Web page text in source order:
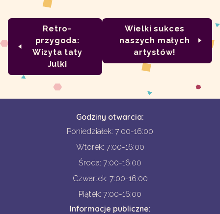
Retro-
przygoda:
Wizyta taty
Julki
Wielki sukces
naszych małych
artystów!
Godziny otwarcia:
Poniedziałek: 7:00-16:00
Wtorek: 7:00-16:00
Środa: 7:00-16:00
Czwartek: 7:00-16:00
Piątek: 7:00-16:00
Informacje publiczne: